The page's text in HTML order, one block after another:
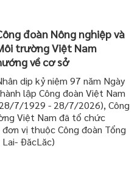
đoàn Nông nghiệp và
trường Việt Nam
về cơ sở
dịp kỷ niệm 97 năm Ngày
lập Công đoàn Việt Nam
7/1929 - 28/7/2026), Công
Việt Nam đã tổ chức
vị thuộc Công đoàn Tổng
ĐăcLăc)